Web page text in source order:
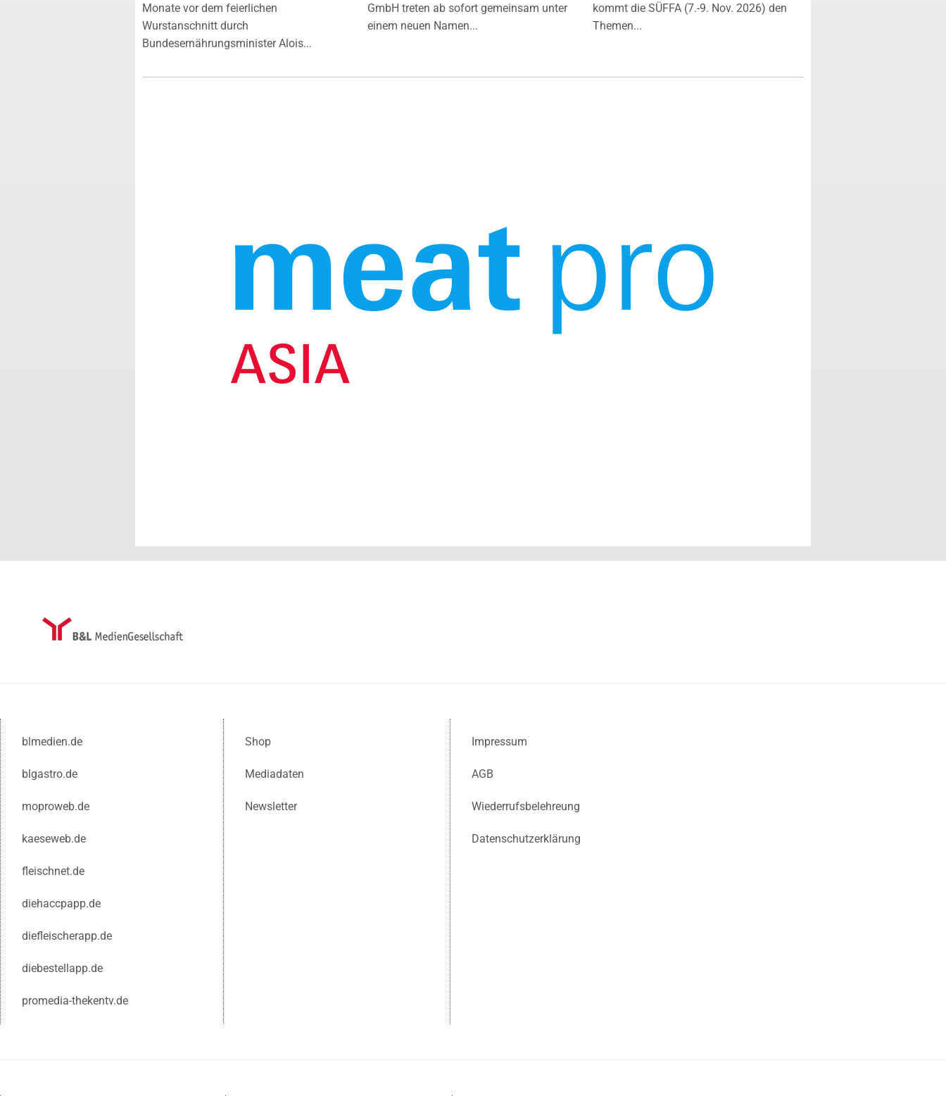
Monate vor dem feierlichen
Wurstanschnitt durch
Bundesernährungsminister Alois...
GmbH treten ab sofort gemeinsam unter
einem neuen Namen...
kommt die SÜFFA (7.-9. Nov. 2026) den
Themen...
blmedien.de
blgastro.de
moproweb.de
kaeseweb.de
fleischnet.de
diehaccpapp.de
diefleischerapp.de
diebestellapp.de
promedia-thekentv.de
Shop
Mediadaten
Newsletter
Impressum
AGB
Wiederrufsbelehreung
Datenschutzerklärung